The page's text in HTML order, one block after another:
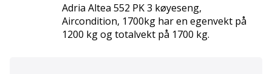
Adria Altea 552 PK 3 køyeseng,
Aircondition, 1700kg har en egenvekt på
1200 kg og totalvekt på 1700 kg.